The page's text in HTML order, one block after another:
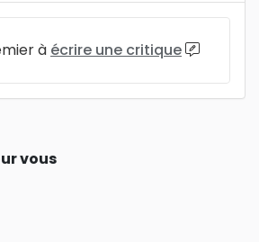
à écrire une critique
vous